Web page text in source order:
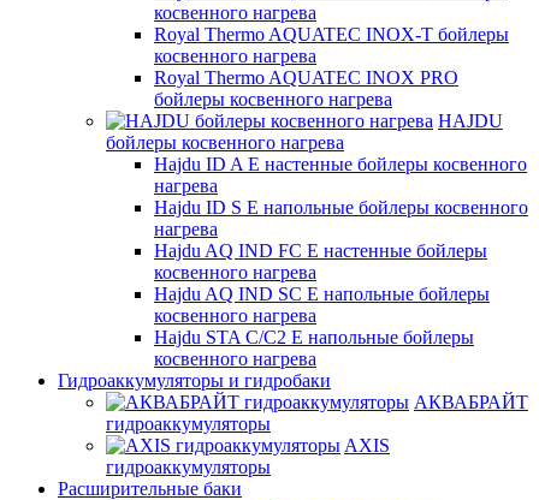
косвенного нагрева
Royal Thermo AQUATEC INOX-T бойлеры
косвенного нагрева
Royal Thermo AQUATEC INOX PRO
бойлеры косвенного нагрева
HAJDU
бойлеры косвенного нагрева
Hajdu ID A E настенные бойлеры косвенного
нагрева
Hajdu ID S E напольные бойлеры косвенного
нагрева
Hajdu AQ IND FC E настенные бойлеры
косвенного нагрева
Hajdu AQ IND SC E напольные бойлеры
косвенного нагрева
Hajdu STA C/C2 E напольные бойлеры
косвенного нагрева
Гидроаккумуляторы и гидробаки
АКВАБРАЙТ
гидроаккумуляторы
AXIS
гидроаккумуляторы
Расширительные баки